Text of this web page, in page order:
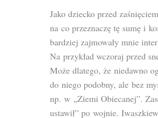
Jako dziecko przed
na co przeznaczę tę sumę i
bardziej zajmowały mnie
Na przykład wczoraj przed
Może dlatego, że niedawno
do niego podobny, ale bez
np. w „Ziemi Obiecanej”.
ustawił” po wojnie.